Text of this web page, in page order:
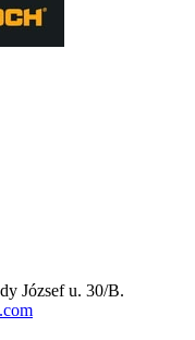
József u. 30/B.